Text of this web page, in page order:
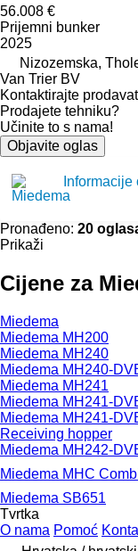
56.008 €
Prijemni bunker
2025
Nizozemska,
Van Trier BV
Kontaktirajte
Prodajete tehniku?
Učinite to s nama!
Objavite oglas
Pronađeno: 20
Prikaži
Cijene za
Miedema
Miedema MH200
Miedema MH240
Miedema MH240-
Miedema MH241
Miedema MH241-
Miedema MH241-
Receiving hopper
Miedema MH242-
Miedema MHC
Miedema SB651
Tvrtka
O nama Pomoć